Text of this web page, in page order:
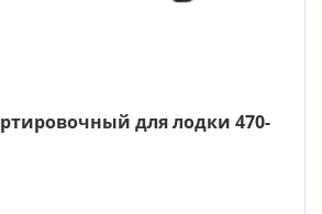
для лодки 470-